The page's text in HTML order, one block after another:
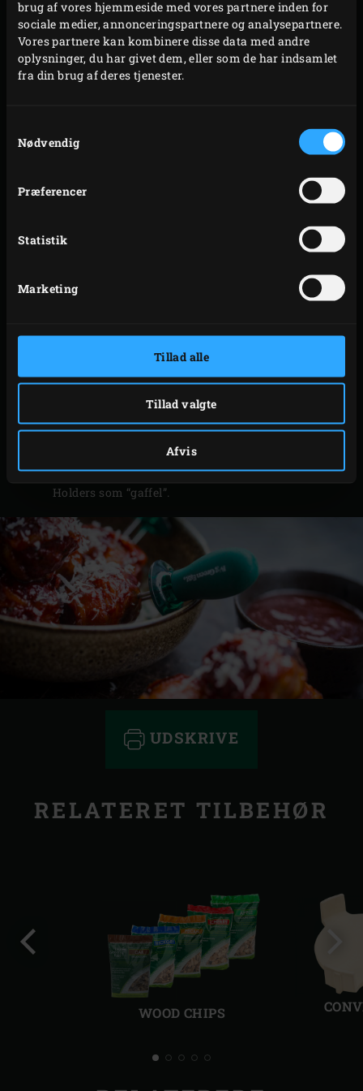
brug af vores hjemmeside med vores partnere inden for
sociale medier, annonceringspartnere og analysepartnere.
Vores partnere kan kombinere disse data med andre
oplysninger, du har givet dem, eller som de har indsamlet
fra din brug af deres tjenester.
Nødvendig
Præferencer
Statistik
Marketing
Tillad alle
Tillad valgte
Afvis
Strø nogle håndfuldeCherry Wood Chipsover de
glødende trækul. AnbringconvEGGtor’en i EGG’et,
sætDisposable Drip Pan
EGG’et. Skru temperaturen i EGG’et op til 150 °C igen,
og lad kødbollerne ryge og stege i ca. 30-35
Kødbollerne er færdige, når de har nået en
kernetemperaturen med et stegetermometer. Tag
Drip Pan. Pensl kødbollerne med din foretrukne
Sæt Drip Pan på risten, og luk låget på EGG’en.
Varm kødbollerne i yderligere i 3-4 minutter, så
sovsen karamelliserer lidt.
Tag kødbollerne ud af EGG’et. Fjern
cocktailpindene, læg kødbollerne på et flot
serveringsfad, og drys med resten af
parmesanosten. Serveringsforslag: Brug Corn
Holders som “gaffel”.
UDSKRIVE
RELATERET TILBEHØR
WOOD CHIPS
dias